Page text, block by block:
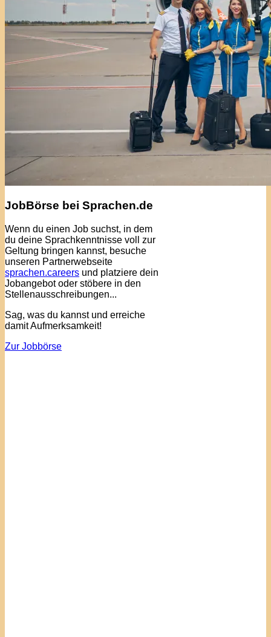
JobBörse bei Sprachen.de
Wenn du einen Job suchst, in dem
du deine Sprachkenntnisse voll zur
Geltung bringen kannst, besuche
unseren Partnerwebseite
sprachen.careers und platziere dein
Jobangebot oder stöbere in den
Stellenausschreibungen...
Sag, was du kannst und erreiche
damit Aufmerksamkeit!
Zur Jobbörse